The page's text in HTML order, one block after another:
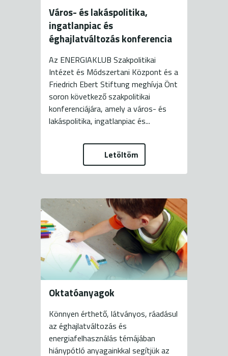
Város- és lakáspolitika,
ingatlanpiac és
éghajlatváltozás konferencia
Az ENERGIAKLUB Szakpolitikai
Intézet és Módszertani Központ és a
Friedrich Ebert Stiftung meghívja Önt
soron következő szakpolitikai
konferenciájára, amely a város- és
lakáspolitika, ingatlanpiac és...
Letöltöm
Oktatóanyagok
Könnyen érthető, látványos, ráadásul
az éghajlatváltozás és
energiafelhasználás témájában
hiánypótló anyagainkkal segítjük az